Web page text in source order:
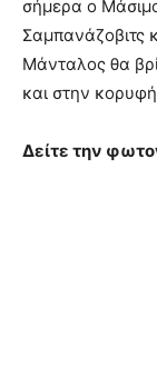
σήμερα ο
Σαμπανάζοβιτς
Μάνταλος θα
και στην
Δείτε την